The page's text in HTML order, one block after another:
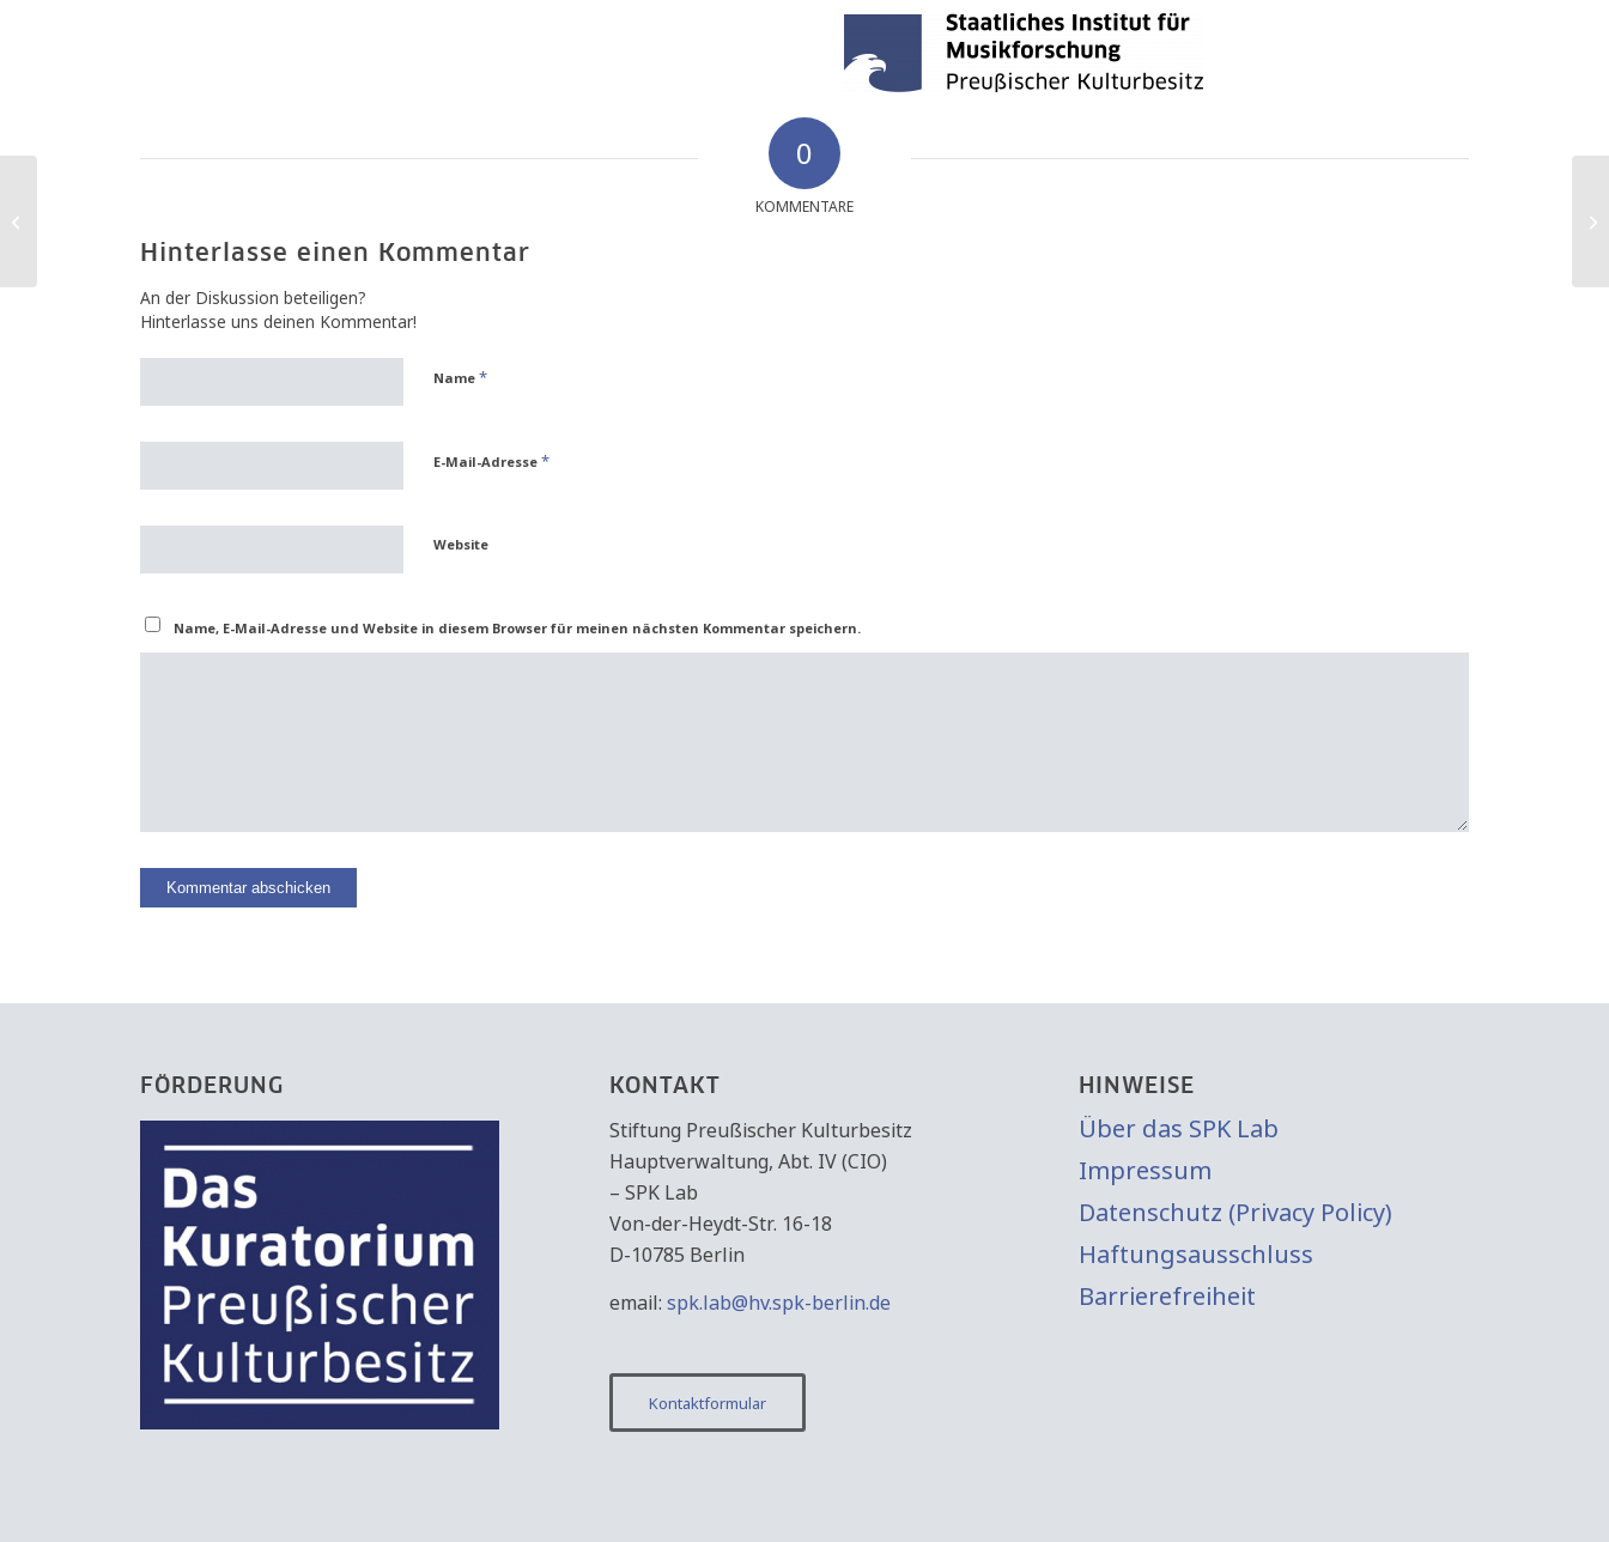
0
KOMMENTARE
Hinterlasse einen Kommentar
An der Diskussion beteiligen?
Hinterlasse uns deinen Kommentar!
Name*
E-Mail-Adresse*
Website
Name, E-Mail-Adresse und Website in diesem Browser für meinen nächsten Kommentar speichern.
FÖRDERUNG KONTAKT
Stiftung Preußischer Kulturbesitz
Hauptverwaltung, Abt. IV (CIO)
– SPK Lab
Von-der-Heydt-Str. 16-18
D-10785 Berlin
email:spk.lab@hv.spk-berlin.de
Kontaktformular
HINWEISE
Über das SPK Lab
Impressum
Datenschutz (Privacy Policy)
Haftungsausschluss
Barrierefreiheit